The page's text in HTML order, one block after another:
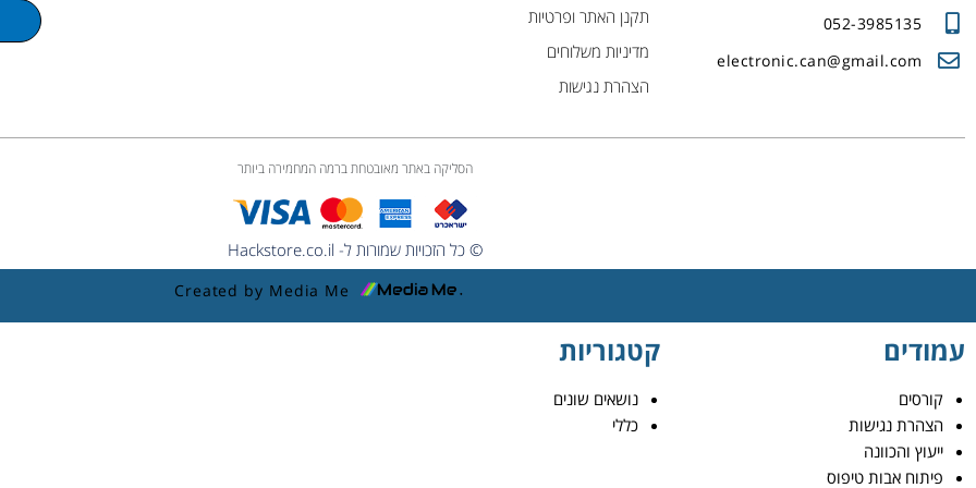
052-3985135
electronic.can@gmail.com
תקנן האתר ופרטיות
מדיניות משלוחים
הצהרת נגישות
הסליקה באתר מאובטחת ברמה המחמירה ביותר
© כל הזכויות שמורות ל- Hackstore.co.il
Created by Media Me
עמודים
קורסים
הצהרת נגישות
ייעוץ והכוונה
פיתוח אבות טיפוס
קטגוריות
נושאים שונים
כללי